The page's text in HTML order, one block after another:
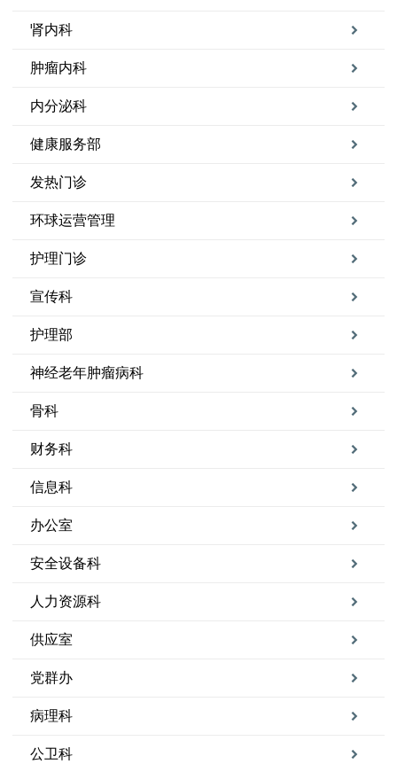
肾内科
肿瘤内科
内分泌科
健康服务部
发热门诊
环球运营管理
护理门诊
宣传科
护理部
神经老年肿瘤病科
骨科
财务科
信息科
办公室
安全设备科
人力资源科
供应室
党群办
病理科
公卫科